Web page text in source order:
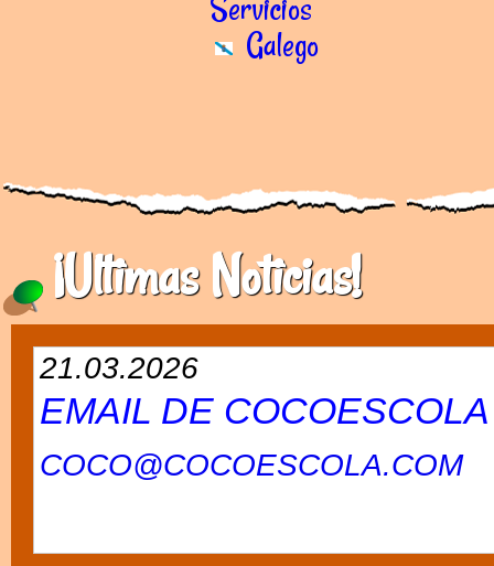
Galego
¡Ultimas Noticias!
21.03.2026
EMAIL DE
COCO@COCOESCOLA.COM